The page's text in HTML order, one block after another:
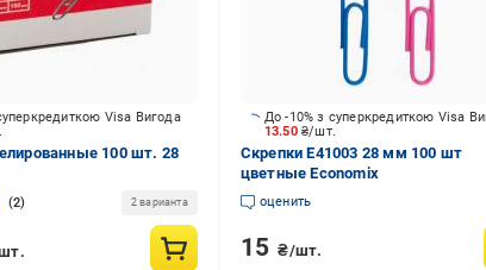
Visa Вигода
100 шт. 28
2 2 варианта
13.50 ₴/шт.
До -10% з суперкредиткою Visa
Скрепки E41003 28 мм 100 шт
цветные Economix
оценить
15 ₴/шт.